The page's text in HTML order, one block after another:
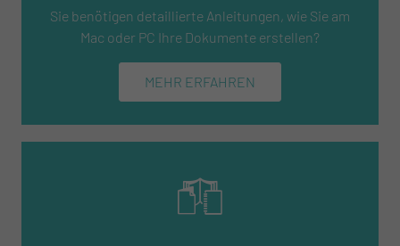
Sie benötigen detaillierte Anleitungen, wie Sie am
Mac oder PC Ihre Dokumente erstellen?
MEHR ERFAHREN